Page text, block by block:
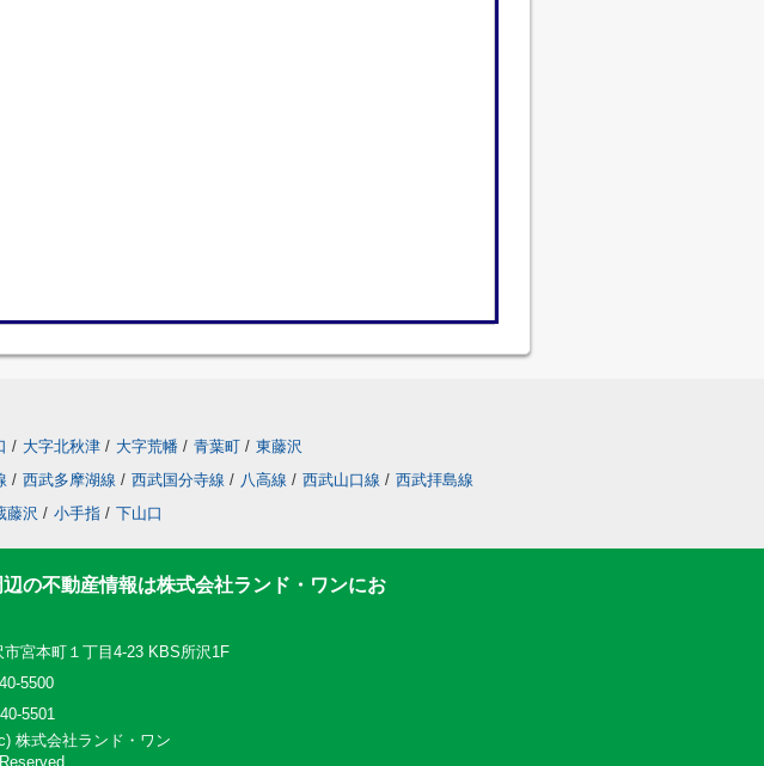
/ 大字北秋津 / 大字荒幡 / 青葉町 / 東藤沢
/ 西武多摩湖線 / 西武国分寺線 / 八高線 / 西武山口線 / 西武拝島線
藤沢 / 小手指 / 下山口
の不動産情報は株式会社ランド・ワンにお
市宮本町１丁目4-23 KBS所沢1F
5500
5501
株式会社ランド・ワン